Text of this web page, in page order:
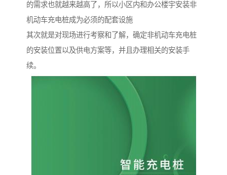
的需求也就越来越高了，所以小区内和办公楼宇安装非
机动车充电桩成为必须的配套设施
其次就是对现场进行考察和了解，确定非机动车充电桩
的安装位置以及供电方案等，并且办理相关的安装手
续。